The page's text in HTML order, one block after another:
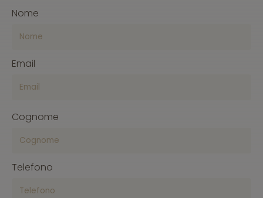
Nome
Email
Cognome
Telefono